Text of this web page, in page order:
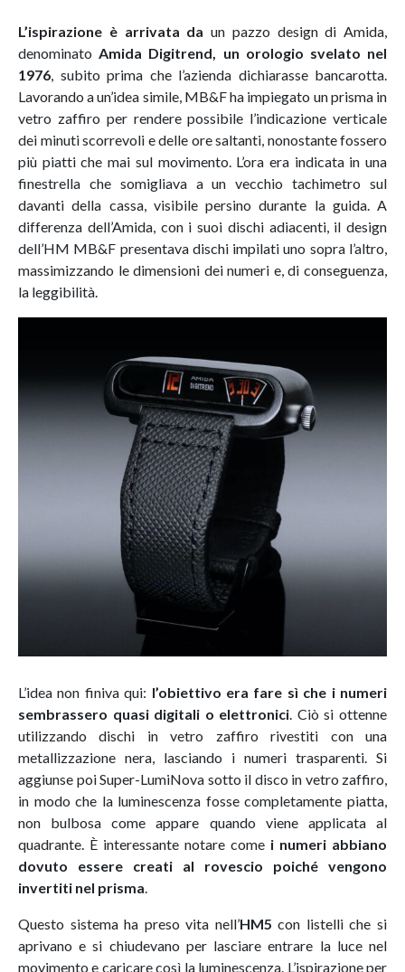
L’ispirazione è arrivata da un pazzo design di Amida,
denominatoAmida Digitrend, un orologio svelato nel
1976, subito prima che l’azienda dichiarasse bancarotta.
Lavorando a un’idea simile, MB&F ha impiegato un prisma in
vetro zaffiro per rendere possibile l’indicazione verticale
dei minuti scorrevoli e delle ore saltanti, nonostante fossero
più piatti che mai sul movimento. L’ora era indicata in una
finestrella che somigliava a un vecchio tachimetro sul
davanti della cassa, visibile persino durante la guida. A
differenza dell’Amida, con i suoi dischi adiacenti, il design
dell’HM MB&F presentava dischi impilati uno sopra l’altro,
massimizzando le dimensioni dei numeri e, di conseguenza,
la leggibilità.
L’idea non finiva qui: l’obiettivo era fare sì che i numeri
sembrassero quasi digitali o elettronici. Ciò si ottenne
utilizzando dischi in vetro zaffiro rivestiti con una
metallizzazione nera, lasciando i numeri trasparenti. Si
aggiunse poi Super-LumiNova sotto il disco in vetro zaffiro,
in modo che la luminescenza fosse completamente piatta,
non bulbosa come appare quando viene applicata al
quadrante. È interessante notare come i numeri abbiano
dovuto essere creati al rovescio poiché vengono
invertiti nel prisma.
Questo sistema ha preso vita nell’HM5 con listelli che si
aprivano e si chiudevano per lasciare entrare la luce nel
movimento e caricare così la luminescenza. L’ispirazione per